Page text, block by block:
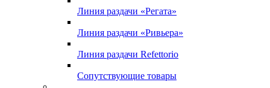
Линия раздачи «Регата»
Линия раздачи «Ривьера»
Линия раздачи Refettorio
Сопутствующие товары